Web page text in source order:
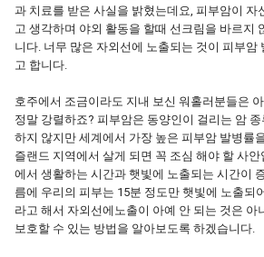
과 치료를 받은 사실을 밝혔는데요, 피부암이 자
고 생각하며 야외 활동을 할때 선크림을 바르지
니다. 너무 많은 자외선에 노출되는 것이 피부암
고 합니다.
호주에서 조금이라도 지내 보신 워홀러분들은
정말 강렬하죠? 피부암은 동양인이 걸리는 암
하지 않지만 세계에서 가장 높은 피부암 발병률
즐랜드 지역에서 살게 되면 꼭 조심 해야 할 사
에서 생활하는 시간과 햇빛에 노출되는 시간이
름에 우리의 피부는 15분 정도만 햇빛에 노출되
라고 해서 자외선에노출이 아예 안 되는 것은 아
보호할 수 있는 방법을 알아보도록 하겠습니다.